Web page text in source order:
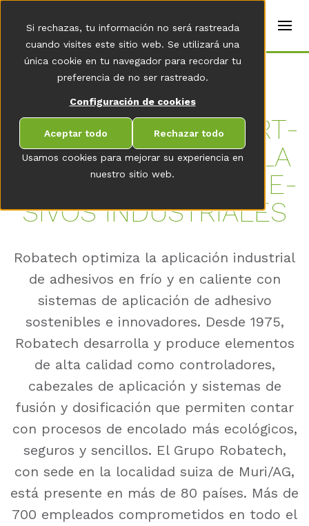
Usamos cookies para mejorar su experiencia en
nuestro sitio web.
Si rechazas, tu información no será rastreada
cuando visites este sitio web. Se utilizará una
única cookie en tu navegador para recordar tu
preferencia de no ser rastreado.
Configuración de cookies
Aceptar todo Rechazar todo
t
r
s
E
n
s
)
RO­BA­TECH – SU PART­
NER GLO­BAL PARA LA
AP­LI­CA­CIÓN DE AD­HE­
SI­VOS IN­DUS­TRIA­LES
Robatech optimiza la aplicación industrial
de adhesivos en frío y en caliente con
sistemas de aplicación de adhesivo
sostenibles e innovadores. Desde 1975,
Robatech desarrolla y produce elementos
de alta calidad como controladores,
cabezales de aplicación y sistemas de
fusión y dosificación que permiten contar
con procesos de encolado más ecológicos,
seguros y sencillos. El Grupo Robatech,
con sede en la localidad suiza de Muri/AG,
está presente en más de 80 países. Más de
700 empleados comprometidos en todo el